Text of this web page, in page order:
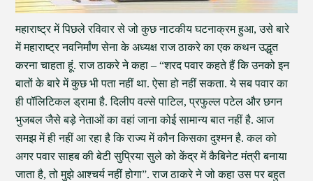
महाराष्ट्र में पिछले रविवार से जो कुछ नाटकीय घटनाक्रम हुआ, उसे बारे
में महाराष्ट्र नवनिर्मांण सेना के अध्यक्ष राज ठाकरे का एक कथन उद्धृत
करना चाहता हूं. राज ठाकरे ने कहा – “शरद पवार कहते हैं कि उनको इन
बातों के बारे में कुछ भी पता नहीं था. ऐसा हो नहीं सकता. ये सब पवार का
ही पॉलिटिकल ड्रामा है. दिलीप वल्से पाटिल, प्रफुल्ल पटेल और छगन
भुजबल जैसे बड़े नेताओं का वहां जाना कोई सामान्य बात नहीं है. आज
समझ में ही नहीं आ रहा है कि राज्य में कौन किसका दुश्मन है. कल को
अगर पवार साहब की बेटी सुप्रिया सुले को केंद्र में कैबिनेट मंत्री बनाया
जाता है, तो मुझे आश्चर्य नहीं होगा”. राज ठाकरे ने जो कहा उस पर बहुत